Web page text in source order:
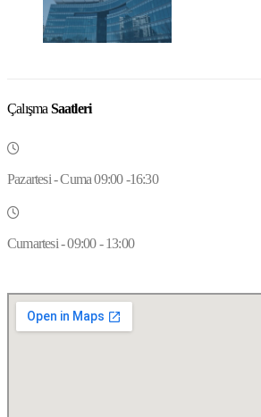
Çalışma Saatleri
Pazartesi - Cuma 09:00 -16:30
Cumartesi - 09:00 - 13:00